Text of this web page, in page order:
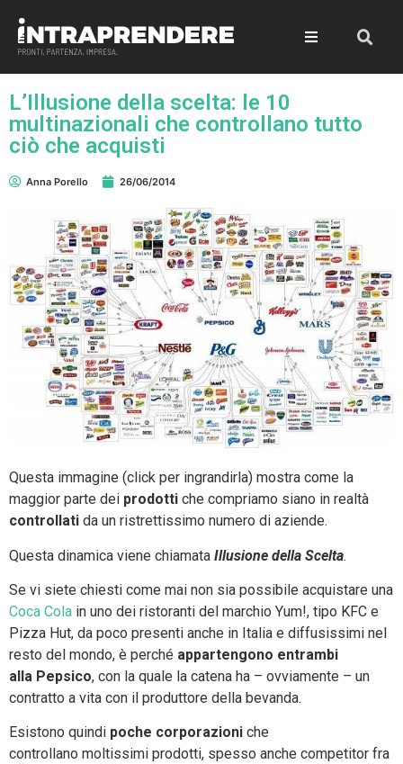
L’Illusione della scelta: le 10
multinazionali che controllano tutto
ciò che acquisti
Anna Porello 26/06/2014
Questa immagine (click per ingrandirla) mostra come la
maggior parte dei prodotti che compriamo siano in realtà
controllati da un ristrettissimo numero di aziende.
Questa dinamica viene chiamata Illusione della Scelta.
Se vi siete chiesti come mai non sia possibile acquistare una
Coca Cola in uno dei ristoranti del marchio Yum!, tipo KFC e
Pizza Hut, da poco presenti anche in Italia e diffusissimi nel
resto del mondo, è perché appartengono entrambi
alla Pepsico, con la quale la catena ha – ovviamente – un
contratto a vita con il produttore della bevanda.
Esistono quindi poche corporazioni che
controllano moltissimi prodotti, spesso anche competitor fra